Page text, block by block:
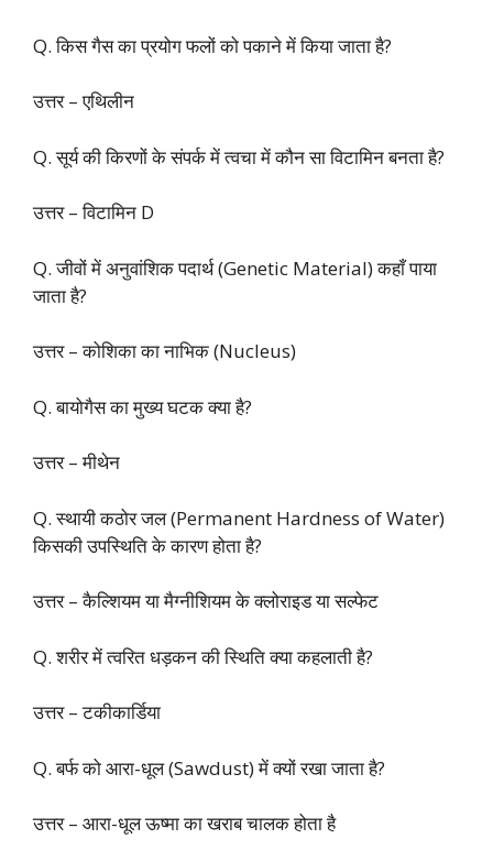
Q. किस गैस का प्रयोग फलों को पकाने में किया जाता है?
उत्तर – एथिलीन
Q. सूर्य की किरणों के संपर्क में त्वचा में कौन सा विटामिन बनता है?
उत्तर – विटामिन D
Q. जीवों में अनुवांशिक पदार्थ (Genetic Material) कहाँ पाया
जाता है?
उत्तर – कोशिका का नाभिक (Nucleus)
Q. बायोगैस का मुख्य घटक क्या है?
उत्तर – मीथेन
Q. स्थायी कठोर जल (Permanent Hardness of Water)
किसकी उपस्थिति के कारण होता है?
उत्तर – कैल्शियम या मैग्नीशियम के क्लोराइड या सल्फेट
Q. शरीर में त्वरित धड़कन की स्थिति क्या कहलाती है?
उत्तर – टकीकार्डिया
Q. बर्फ को आरा-धूल (Sawdust) में क्यों रखा जाता है?
उत्तर – आरा-धूल ऊष्मा का खराब चालक होता है